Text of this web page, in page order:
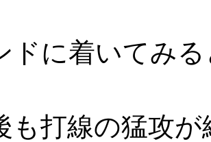
ドに着いてみ
も打線の猛攻